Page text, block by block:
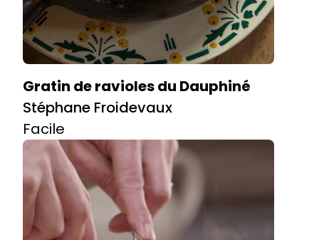
Gratin de ravioles du Dauphiné
Stéphane Froidevaux
Facile